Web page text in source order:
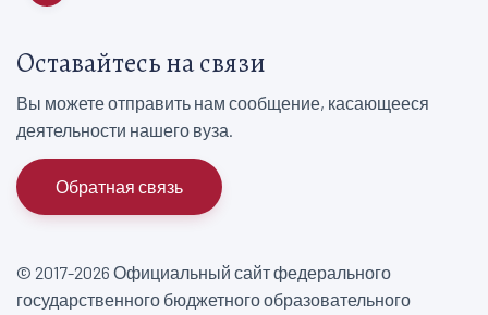
Оставайтесь на связи
Вы можете отправить нам сообщение, касающееся
деятельности нашего вуза.
Обратная связь
© 2017-2026 Официальный сайт федерального
государственного бюджетного образовательного